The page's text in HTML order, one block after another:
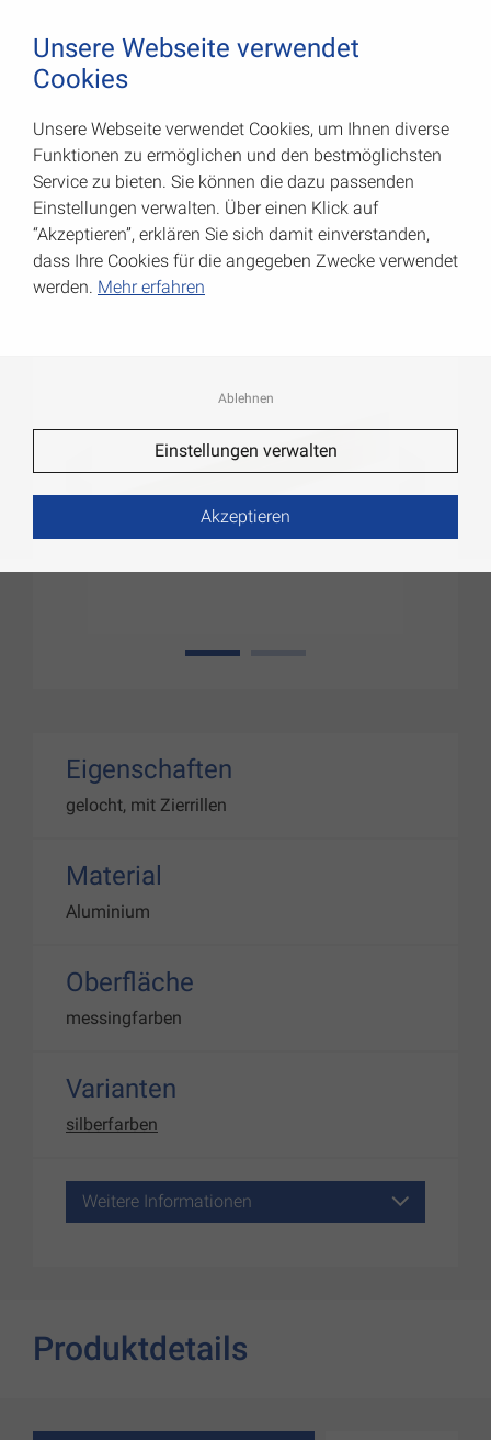
Flach-Abschluss-Profile
Art.-Nr.: 054620100MO
1
Eigenschaften
gelocht, mit Zierrillen
Material
Aluminium
Oberfläche
messingfarben
Varianten
silberfarben
Weitere Informationen
Produktdetails
Unsere Webseite verwendet
Cookies
Unsere Webseite verwendet Cookies, um Ihnen diverse
Funktionen zu ermöglichen und den bestmöglichsten
Service zu bieten. Sie können die dazu passenden
Einstellungen verwalten. Über einen Klick auf
“Akzeptieren”, erklären Sie sich damit einverstanden,
dass Ihre Cookies für die angegeben Zwecke verwendet
werden. Mehr erfahren
Ablehnen
Einstellungen verwalten
Akzeptieren